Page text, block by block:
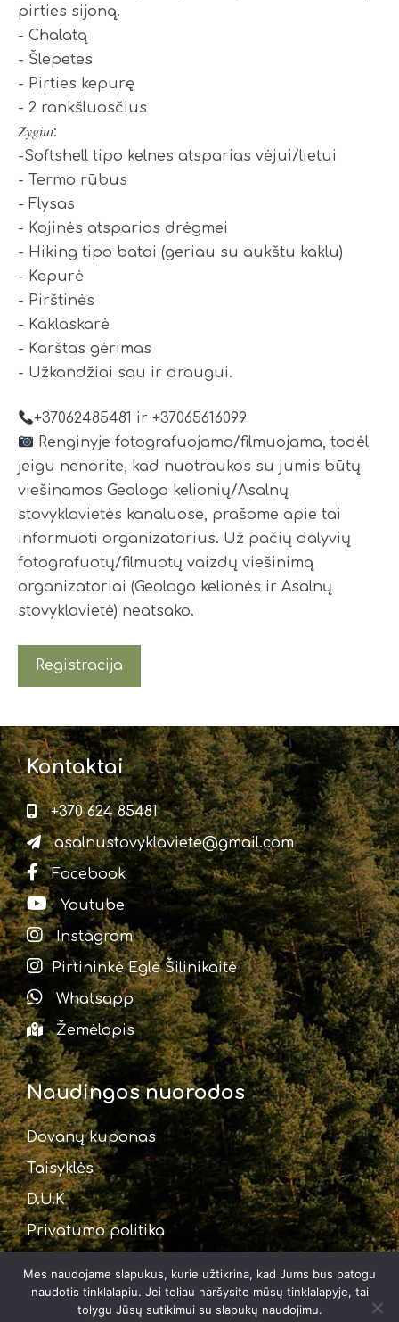
pirties sijoną.
- Chalatą
- Šlepetes
- Pirties kepurę
- 2 rankšluosčius
𝑍̌𝑦𝑔𝑖𝑢𝑖:
-Softshell tipo kelnes atsparias vėjui/lietui
- Termo rūbus
- Flysas
- Kojinės atsparios drėgmei
- Hiking tipo batai (geriau su aukštu kaklu)
- Kepurė
- Pirštinės
- Kaklaskarė
- Karštas gėrimas
- Užkandžiai sau ir draugui.
+37062485481 ir +37065616099
Renginyje fotografuojama/filmuojama, todėl
jeigu nenorite, kad nuotraukos su jumis būtų
viešinamos Geologo kelionių/Asalnų
stovyklavietės kanaluose, prašome apie tai
informuoti organizatorius. Už pačių dalyvių
fotografuotų/filmuotų vaizdų viešinimą
organizatoriai (Geologo kelionės ir Asalnų
stovyklavietė) neatsako.
Registracija
Kontaktai
+370 624 85481
asalnustovyklaviete@gmail.com
Facebook
Youtube
Instagram
Pirtininkė Eglė Šilinikaitė
Whatsapp
Žemėlapis
Naudingos nuorodos
Dovanų kuponas
Taisyklės
D.U.K
Privatumo politika
Mes naudojame slapukus, kurie užtikrina, kad Jums bus patogu
naudotis tinklalapiu. Jei toliau naršysite mūsų tinklalapyje, tai
tolygu Jūsų sutikimui su slapukų naudojimu.